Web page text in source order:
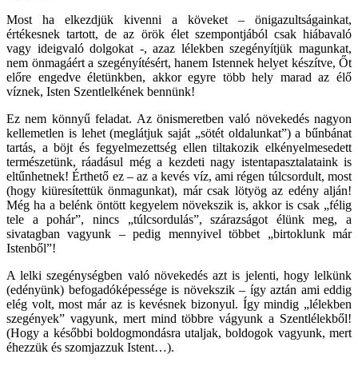
Most ha elkezdjük kivenni a köveket – önigazultságainkat,
értékesnek tartott, de az örök élet szempontjából csak hiábavaló
vagy ideigvaló dolgokat -, azaz lélekben szegényítjük magunkat,
nem önmagáért a szegényítésért, hanem Istennek helyet készítve, Őt
előre engedve életünkben, akkor egyre több hely marad az élő
víznek, Isten Szentlelkének bennünk!
Ez nem könnyű feladat. Az önismeretben való növekedés nagyon
kellemetlen is lehet (meglátjuk saját „sötét oldalunkat”) a bűnbánat
tartás, a böjt és fegyelmezettség ellen tiltakozik elkényelmesedett
természetünk, ráadásul még a kezdeti nagy istentapasztalataink is
eltűnhetnek! Érthető ez – az a kevés víz, ami régen túlcsordult, most
(hogy kiüresítettük önmagunkat), már csak lötyög az edény alján!
Még ha a belénk öntött kegyelem növekszik is, akkor is csak „félig
tele a pohár”, nincs „túlcsordulás”, szárazságot élünk meg, a
sivatagban vagyunk – pedig mennyivel többet „birtoklunk már
Istenből”!
A lelki szegénységben való növekedés azt is jelenti, hogy lelkünk
(edényünk) befogadóképessége is növekszik – így aztán ami eddig
elég volt, most már az is kevésnek bizonyul. Így mindig „lélekben
szegények” vagyunk, mert mind többre vágyunk a Szentlélekből!
(Hogy a későbbi boldogmondásra utaljak, boldogok vagyunk, mert
éhezzük és szomjazzuk Istent…).